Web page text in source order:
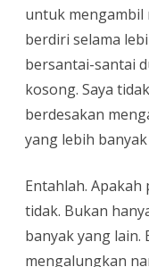
untuk mengambil
berdiri selama
bersantai-santai
kosong. Saya
berdesakan
yang lebih
Entahlah.
tidak. Bukan
banyak yang lain.
mengalungkan